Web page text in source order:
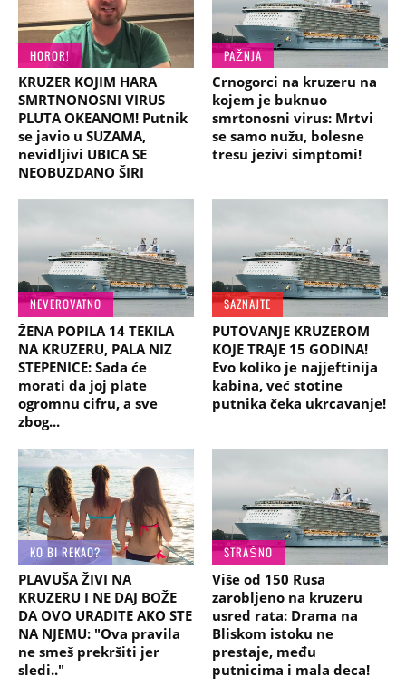
HOROR!
KRUZER KOJIM HARA
SMRTNONOSNI VIRUS
PLUTA OKEANOM! Putnik
se javio u SUZAMA,
nevidljivi UBICA SE
NEOBUZDANO ŠIRI
PAŽNJA
Crnogorci na kruzeru na
kojem je buknuo
smrtonosni virus: Mrtvi
se samo nužu, bolesne
tresu jezivi simptomi!
NEVEROVATNO
ŽENA POPILA 14 TEKILA
NA KRUZERU, PALA NIZ
STEPENICE: Sada će
morati da joj plate
ogromnu cifru, a sve
zbog...
SAZNAJTE
PUTOVANJE KRUZEROM
KOJE TRAJE 15 GODINA!
Evo koliko je najjeftinija
kabina, već stotine
putnika čeka ukrcavanje!
KO BI REKAO?
PLAVUŠA ŽIVI NA
KRUZERU I NE DAJ BOŽE
DA OVO URADITE AKO STE
NA NJEMU: "Ova pravila
ne smeš prekršiti jer
sledi.."
STRAŠNO
Više od 150 Rusa
zarobljeno na kruzeru
usred rata: Drama na
Bliskom istoku ne
prestaje, među
putnicima i mala deca!